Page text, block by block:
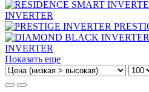
INVERTER
INVERTER
Показать еще